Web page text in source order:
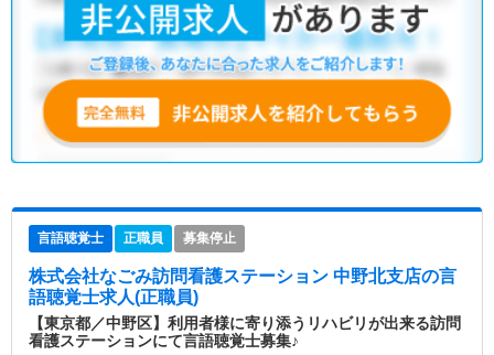
言語聴覚士 正職員 募集停止
株式会社なごみ訪問看護ステーション 中野北支店の言
語聴覚士求人(正職員)
【東京都／中野区】利用者様に寄り添うリハビリが出来る訪問
看護ステーションにて言語聴覚士募集♪